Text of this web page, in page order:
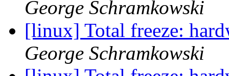
George Schramkowski
[linux] Total freeze:
George Schramkowski